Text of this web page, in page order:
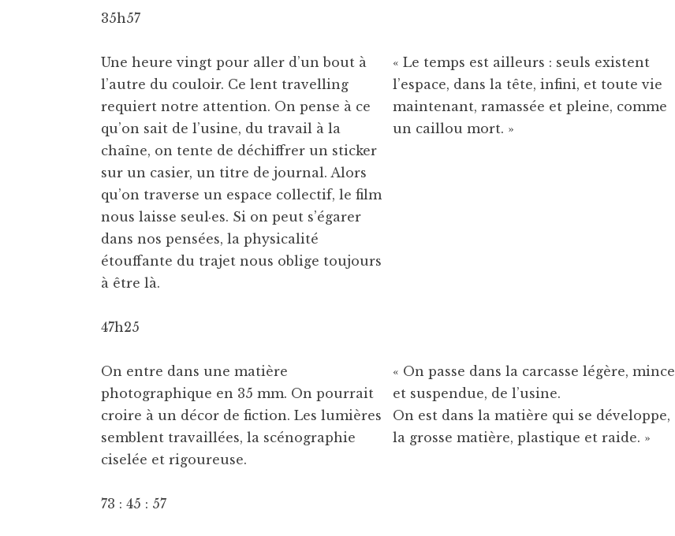
35h57
Une heure vingt pour aller d’un bout à
l’autre du couloir. Ce lent travelling
requiert notre attention. On pense à ce
qu’on sait de l’usine, du travail à la
chaîne, on tente de déchiffrer un sticker
sur un casier, un titre de journal. Alors
qu’on traverse un espace collectif, le film
nous laisse seul·es. Si on peut s’égarer
dans nos pensées, la physicalité
étouffante du trajet nous oblige toujours
à être là.
« Le temps est ailleurs : seuls existent
l’espace, dans la tête, infini, et toute vie
maintenant, ramassée et pleine, comme
un caillou mort. »
47h25
On entre dans une matière
photographique en 35 mm. On pourrait
croire à un décor de fiction. Les lumières
semblent travaillées, la scénographie
ciselée et rigoureuse.
« On passe dans la carcasse légère, mince
et suspendue, de l’usine.
On est dans la matière qui se développe,
la grosse matière, plastique et raide. »
73 : 45 : 57